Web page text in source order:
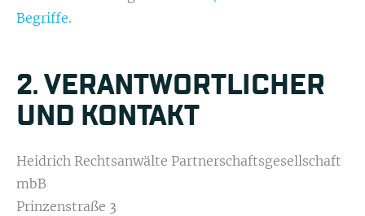
Begriffe.
2. VERANTWORT­LICHER
UND KONTAKT
Heidrich Rechtsanwälte Partnerschaftsgesellschaft
mbB
Prinzenstraße 3